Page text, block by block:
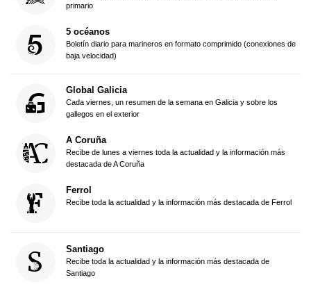
primario
5 océanos
Boletín diario para marineros en formato comprimido (conexiones de
baja velocidad)
Global Galicia
Cada viernes, un resumen de la semana en Galicia y sobre los
gallegos en el exterior
A Coruña
Recibe de lunes a viernes toda la actualidad y la información más
destacada de A Coruña
Ferrol
Recibe toda la actualidad y la información más destacada de Ferrol
Santiago
Recibe toda la actualidad y la información más destacada de
Santiago